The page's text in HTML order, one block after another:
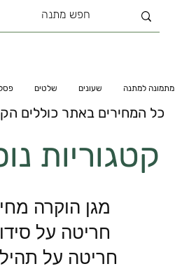
מתמונה למתנה שעונים שלטים
כל המחירים באתר כוללים
קטגוריות
מגן הוקרה
חריטה על
חריטה על